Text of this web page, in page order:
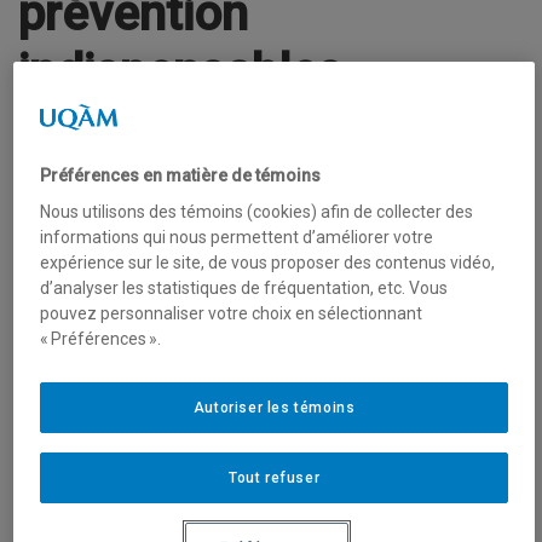
prévention
indispensables
comportementaux sont identifiés comme deux indicateurs
prédictifs majeurs du décrochage scolaire. Il est donc
important d’intervenir le plus rapidement possible auprès
des enfants afin de diminuer les probabilités qu’ils
s’engagent dans une trajectoire problématique.
Afin de prévenir les problèmes comportementaux et les
difficultés en lecture, les programmes d’intervention Fluppy
et La forêt de l’alphabet ont été créés au début des années
Préférences en matière de témoins
Nous utilisons des témoins (cookies) afin de collecter des
informations qui nous permettent d’améliorer votre
expérience sur le site, de vous proposer des contenus vidéo,
d’analyser les statistiques de fréquentation, etc. Vous
pouvez personnaliser votre choix en sélectionnant
« Préférences ».
Tout refuser
Autoriser les témoins